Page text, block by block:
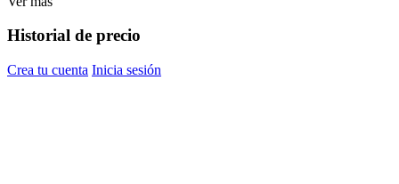
Historial de precio
Crea tu cuenta Inicia sesión